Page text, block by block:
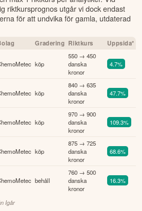
riktkursprognos utgår vi dock endast
för att undvika för gamla, utdaterad
Gradering Riktkurs Uppsida*
köp
550 → 450
danska
kronor
4.7%
köp
840 → 635
danska
kronor
47.7%
köp
970 → 900
danska
kronor
109.3%
köp
875 → 725
danska
kronor
68.6%
behåll
760 → 500
danska
kronor
16.3%
Igår